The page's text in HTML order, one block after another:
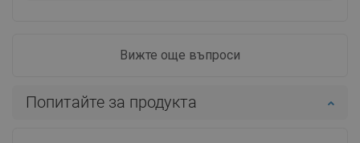
Вижте още въпроси
Попитайте за продукта